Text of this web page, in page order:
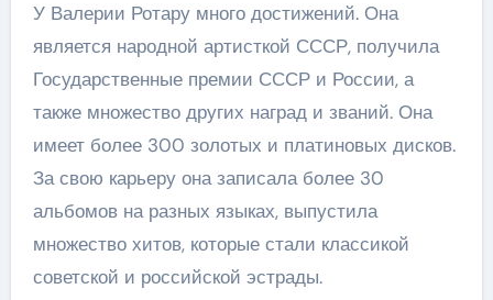
У Валерии Ротару много достижений. Она
является народной артисткой СССР, получила
Государственные премии СССР и России, а
также множество других наград и званий. Она
имеет более 300 золотых и платиновых дисков.
За свою карьеру она записала более 30
альбомов на разных языках, выпустила
множество хитов, которые стали классикой
советской и российской эстрады.